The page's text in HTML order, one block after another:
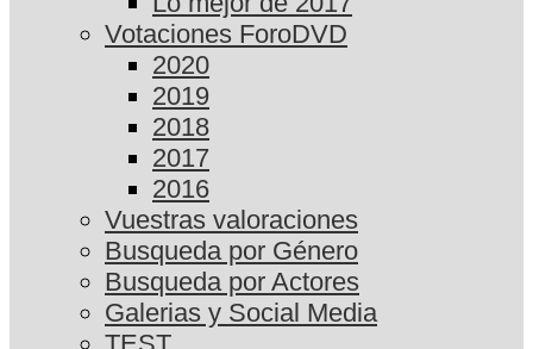
Votaciones ForoDVD
2020
2019
2018
2017
2016
Vuestras valoraciones
Busqueda por Género
Busqueda por Actores
Galerias y Social Media